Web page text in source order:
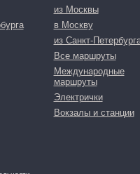
из Москвы
в Москву
из Санкт-
Все маршруты
Международные
маршруты
Электрички
Вокзалы и станции